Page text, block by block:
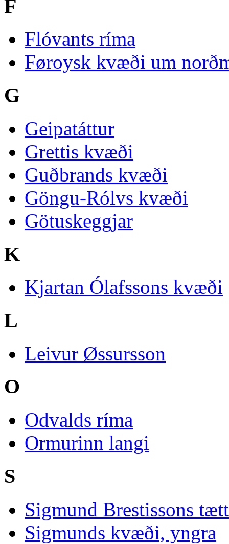
F
Flóvants ríma
Føroysk kvæði um
G
Geipatáttur
Grettis kvæði
Guðbrands kvæði
Göngu-Rólvs kvæði
Götuskeggjar
K
Kjartan Ólafssons kvæði
L
Leivur Øssursson
O
Odvalds ríma
Ormurinn langi
S
Sigmund Brestissons
Sigmunds kvæði, yngra